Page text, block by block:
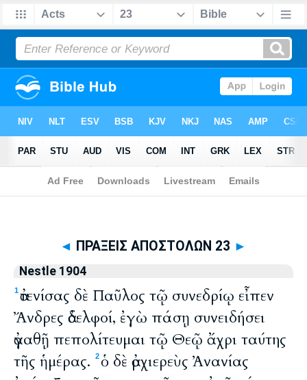
Biblia>Nestle 1904> ΠΡΑΞΕΙΣ ΑΠΟΣΤΟΛΩΝ 23
◄ ΠΡΑΞΕΙΣ ΑΠΟΣΤΟΛΩΝ 23 ►
Nestle 1904
1ἀτενίσας δὲ Παῦλος τῷ συνεδρίῳ εἶπεν
Ἄνδρες ἀδελφοί, ἐγὼ πάσῃ συνειδήσει
ἀγαθῇ πεπολίτευμαι τῷ Θεῷ ἄχρι ταύτης
τῆς ἡμέρας.
2ὁ δὲ ἀρχιερεὺς Ἀνανίας